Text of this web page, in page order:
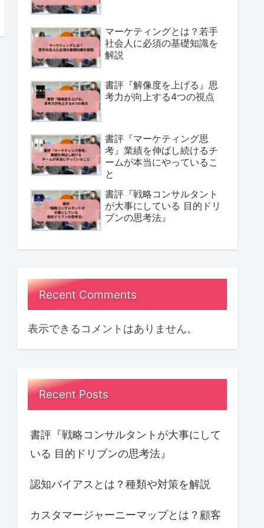
マーケティングとは？若手
社会人に必須の基礎知識を
解説
書評『解像度を上げる』思
考力が向上する4つの視点
書評『マーケティング思
考』業績を伸ばし続けるチ
ームが本当にやっているこ
と
書評『戦略コンサルタント
が大事にしている 目的ドリ
ブンの思考法』
Recent Comments
表示できるコメントはありません。
Recent Posts
書評『戦略コンサルタントが大事にして
いる 目的ドリブンの思考法』
認知バイアスとは？種類や対策を解説
カスタマージャーニーマップとは？顧客